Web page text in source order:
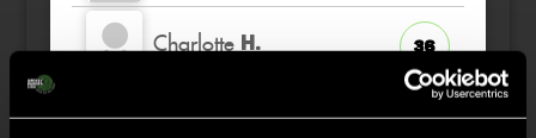
Charlotte H. 36
Layla H.